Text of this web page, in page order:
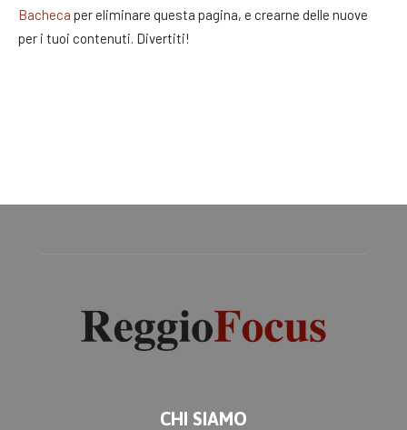
Bacheca per eliminare questa pagina, e crearne delle nuove
per i tuoi contenuti. Divertiti!
CHI SIAMO